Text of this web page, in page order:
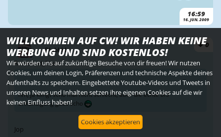
16:59
16. JUN. 2009
Blubbbb
0
Rincewind_Chaos:
hm, ja klingt scho mal nicht schlecht, aber die echte bf3
ankündigung gabs scho
Jop
WILLKOMMEN AUF CW! WIR HABEN KEINE
WERBUNG UND SIND KOSTENLOS!
Wir würden uns auf zukünftige Besuche von dir freuen! Wir nutzen
Cookies, um deinen Login, Präferenzen und technische Aspekte deines
Aufenthalts zu speichern. Eingebettete Youtube-Videos und Tweets in
unseren News und Inhalten setzen ihre eigenen Cookies auf die wir
keinen Einfluss haben!
Cookies akzeptieren